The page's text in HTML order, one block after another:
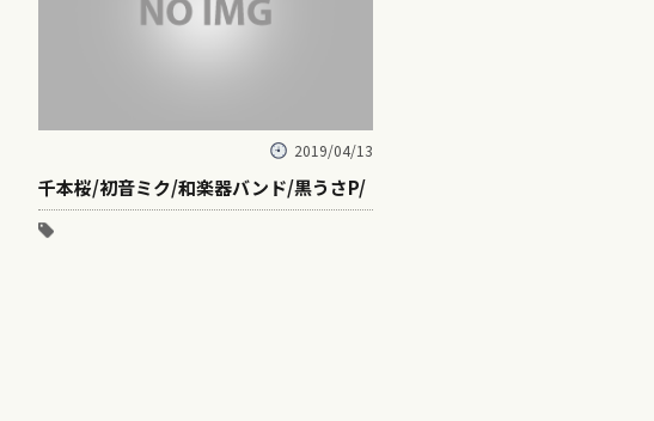
2019/04/13
千本桜/初音ミク/和楽器バンド/黒うさP/